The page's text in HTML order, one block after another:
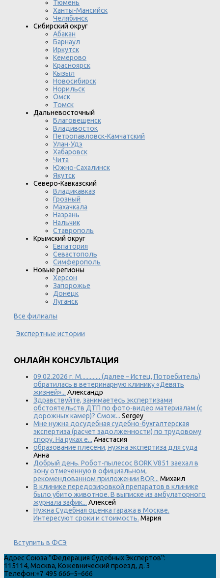
Тюмень
Ханты-Мансийск
Челябинск
Сибирский округ
Абакан
Барнаул
Иркутск
Кемерово
Красноярск
Кызыл
Новосибирск
Норильск
Омск
Томск
Дальневосточный
Благовещенск
Владивосток
Петропавловск-Камчатский
Улан-Удэ
Хабаровск
Чита
Южно-Сахалинск
Якутск
Северо-Кавказский
Владикавказ
Грозный
Махачкала
Назрань
Нальчик
Ставрополь
Крымский округ
Евпатория
Севастополь
Симферополь
Новые регионы
Херсон
Запорожье
Донецк
Луганск
Все филиалы
Экспертные истории
ОНЛАЙН КОНСУЛЬТАЦИЯ
09.02.2026 г. М............. (далее – Истец, Потребитель)
обратилась в ветеринарную клинику «Девять
жизней»... Александр
Здравствуйте, занимаетесь экспертизами
обстоятельств ДТП по фото-видео материалам (с
дорожных камер)? Смож... Sergey
Мне нужна досудебная судебно-бухгалтерская
экспертиза (расчет задолженности) по трудовому
спору. На руках е... Анастасия
образование плесени, нужна экспертиза для суда
Анна
Добрый день. Робот-пылесос BORK V851 заехал в
зону отмеченную в официальном,
рекомендованном приложении BOR... Михаил
В клинике передозировкой препаратов в клинике
было убито животное. В выписке из амбулаторного
журнала зафик... Алексей
Нужна Судебная оценка гаража в Москве.
Интересуют сроки и стоимость. Мария
Вступить в ФСЭ
Адрес Союза "Федерация Судебных Экспертов":
115114, Москва, Кожевнический проезд, д. 3
Телефон:+7 495 666–5–666